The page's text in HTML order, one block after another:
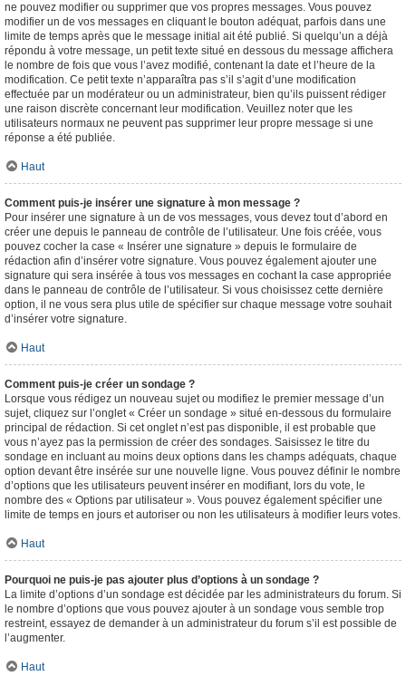
ne pouvez modifier ou supprimer que vos propres messages. Vous pouvez
modifier un de vos messages en cliquant le bouton adéquat, parfois dans une
limite de temps après que le message initial ait été publié. Si quelqu’un a déjà
répondu à votre message, un petit texte situé en dessous du message affichera
le nombre de fois que vous l’avez modifié, contenant la date et l’heure de la
modification. Ce petit texte n’apparaîtra pas s’il s’agit d’une modification
effectuée par un modérateur ou un administrateur, bien qu’ils puissent rédiger
une raison discrète concernant leur modification. Veuillez noter que les
utilisateurs normaux ne peuvent pas supprimer leur propre message si une
réponse a été publiée.
Haut
Comment puis-je insérer une signature à mon message ?
Pour insérer une signature à un de vos messages, vous devez tout d’abord en
créer une depuis le panneau de contrôle de l’utilisateur. Une fois créée, vous
pouvez cocher la case « Insérer une signature » depuis le formulaire de
rédaction afin d’insérer votre signature. Vous pouvez également ajouter une
signature qui sera insérée à tous vos messages en cochant la case appropriée
dans le panneau de contrôle de l’utilisateur. Si vous choisissez cette dernière
option, il ne vous sera plus utile de spécifier sur chaque message votre souhait
d’insérer votre signature.
Haut
Comment puis-je créer un sondage ?
Lorsque vous rédigez un nouveau sujet ou modifiez le premier message d’un
sujet, cliquez sur l’onglet « Créer un sondage » situé en-dessous du formulaire
principal de rédaction. Si cet onglet n’est pas disponible, il est probable que
vous n’ayez pas la permission de créer des sondages. Saisissez le titre du
sondage en incluant au moins deux options dans les champs adéquats, chaque
option devant être insérée sur une nouvelle ligne. Vous pouvez définir le nombre
d’options que les utilisateurs peuvent insérer en modifiant, lors du vote, le
nombre des « Options par utilisateur ». Vous pouvez également spécifier une
limite de temps en jours et autoriser ou non les utilisateurs à modifier leurs votes.
Haut
Pourquoi ne puis-je pas ajouter plus d’options à un sondage ?
La limite d’options d’un sondage est décidée par les administrateurs du forum. Si
le nombre d’options que vous pouvez ajouter à un sondage vous semble trop
restreint, essayez de demander à un administrateur du forum s’il est possible de
l’augmenter.
Haut